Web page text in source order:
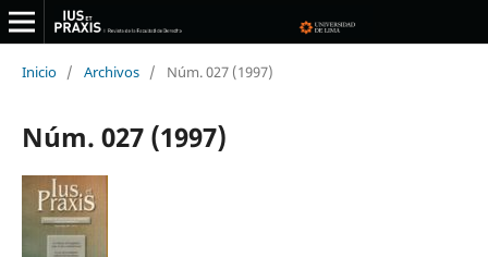
Inicio / Archivos / Núm. 027 (1997)
Núm. 027 (1997)